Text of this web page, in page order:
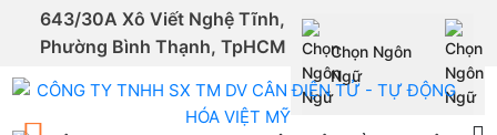
643/30A Xô Viết Nghệ Tĩnh,
Phường Bình Thạnh, TpHCM
Chọn Ngôn
Ngữ
Powered by
Translate